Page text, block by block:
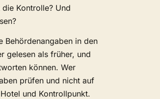
Kontrolle? Und
Behördenangaben in den
gelesen als früher, und
können. Wer
prüfen und nicht auf
und Kontrollpunkt.